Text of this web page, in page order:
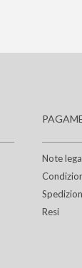
Note
Resi